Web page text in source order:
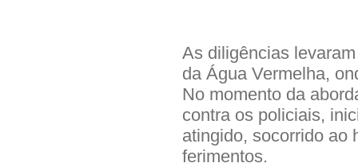
As diligências
da Água Vermelha,
No momento da
contra os policiais,
atingido, socorrido ao
ferimentos.